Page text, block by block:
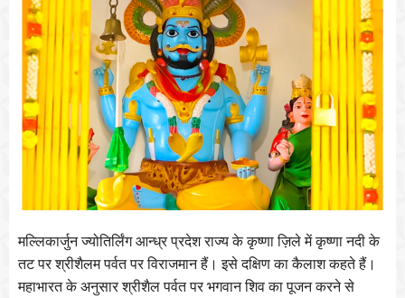
मल्लिकार्जुन ज्योतिर्लिंग आन्ध्र प्रदेश राज्य के कृष्णा ज़िले में कृष्णा नदी के
तट पर श्रीशैलम पर्वत पर विराजमान हैं। इसे दक्षिण का कैलाश कहते हैं।
महाभारत के अनुसार श्रीशैल पर्वत पर भगवान शिव का पूजन करने से